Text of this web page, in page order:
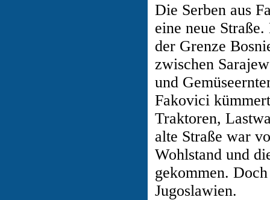
Die Serben aus
eine neue
der Grenze
zwischen
und
Fakovici
Traktoren,
alte Straße war
Wohlstand und
gekommen.
Jugoslawien.